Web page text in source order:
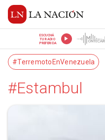
ESCUCHÁ
TU RADIO
PREFERIDA
#TerremotoEnVenezuela
#Estambul